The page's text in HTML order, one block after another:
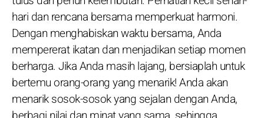
hari dan rencana bersama memperkuat harmoni.
Dengan menghabiskan waktu bersama, Anda
mempererat ikatan dan menjadikan setiap momen
berharga. Jika Anda masih lajang, bersiaplah untuk
bertemu orang-orang yang menarik! Anda akan
menarik sosok-sosok yang sejalan dengan Anda,